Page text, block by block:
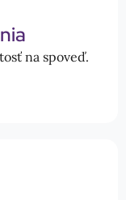
na spoveď.